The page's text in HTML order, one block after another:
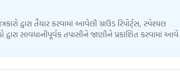
દ્વારા તૈયાર કરવામાં આવેલી ગ્રાઉંડ રિપોર્ટ્સ, સ્પેશ્યલ
સાવધાનીપૂર્વક તપાસીને જાણીને પ્રકાશિત કરવામાં આવે